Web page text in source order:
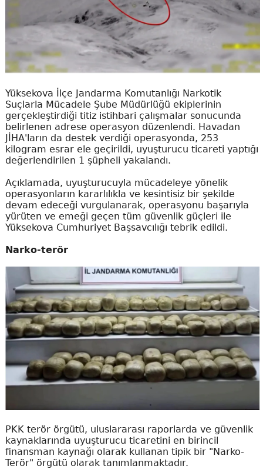
Yüksekova İlçe Jandarma Komutanlığı Narkotik
Suçlarla Mücadele Şube Müdürlüğü ekiplerinin
gerçekleştirdiği titiz istihbari çalışmalar sonucunda
belirlenen adrese operasyon düzenlendi. Havadan
JİHA'ların da destek verdiği operasyonda, 253
kilogram esrar ele geçirildi, uyuşturucu ticareti yaptığı
değerlendirilen 1 şüpheli yakalandı.
Açıklamada, uyuşturucuyla mücadeleye yönelik
operasyonların kararlılıkla ve kesintisiz bir şekilde
devam edeceği vurgulanarak, operasyonu başarıyla
yürüten ve emeği geçen tüm güvenlik güçleri ile
Yüksekova Cumhuriyet Başsavcılığı tebrik edildi.
Narko-terör
PKK terör örgütü, uluslararası raporlarda ve güvenlik
kaynaklarında uyuşturucu ticaretini en birincil
finansman kaynağı olarak kullanan tipik bir "Narko-
Terör" örgütü olarak tanımlanmaktadır.